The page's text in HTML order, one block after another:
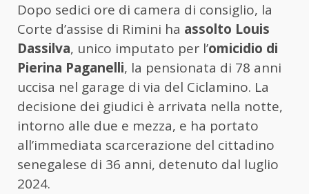
Dopo sedici ore di camera di consiglio, la
Corte d’assise di Rimini ha assolto Louis
Dassilva, unico imputato per l’omicidio di
Pierina Paganelli, la pensionata di 78 anni
uccisa nel garage di via del Ciclamino. La
decisione dei giudici è arrivata nella notte,
intorno alle due e mezza, e ha portato
all’immediata scarcerazione del cittadino
senegalese di 36 anni, detenuto dal luglio
2024.